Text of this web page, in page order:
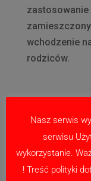
zastosowanie
wchodzenie
rodziców.
Prześlij
Twój adres
Wymagane
Nasz serwis
serwisu
wykorzystanie.
! Treść polityki